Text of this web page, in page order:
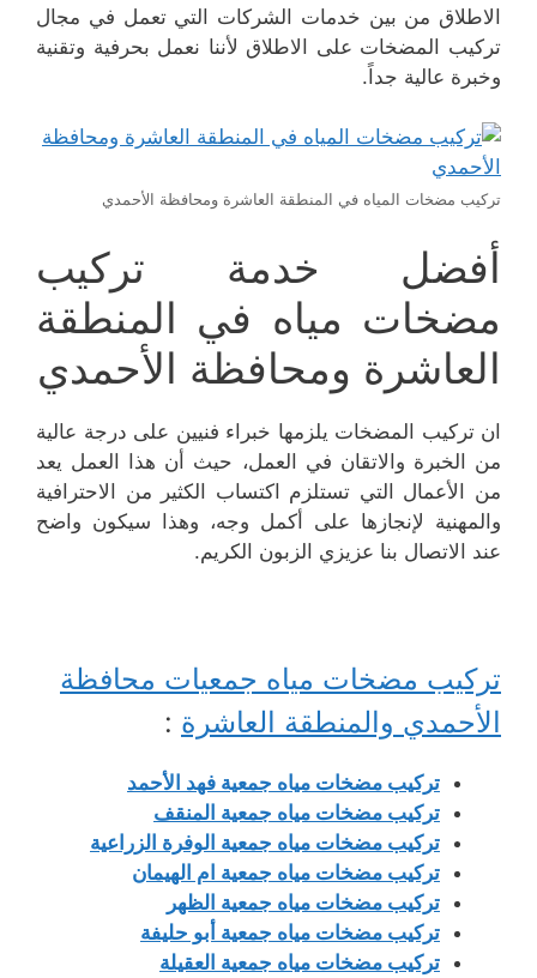
الاطلاق من بين خدمات الشركات التي تعمل في مجال
تركيب المضخات على الاطلاق لأننا نعمل بحرفية وتقنية
وخبرة عالية جداً.
تركيب مضخات المياه في المنطقة العاشرة ومحافظة الأحمدي
أفضل خدمة تركيب
مضخات مياه في المنطقة
العاشرة ومحافظة الأحمدي
ان تركيب المضخات يلزمها خبراء فنيين على درجة عالية
من الخبرة والاتقان في العمل، حيث أن هذا العمل يعد
من الأعمال التي تستلزم اكتساب الكثير من الاحترافية
والمهنية لإنجازها على أكمل وجه، وهذا سيكون واضح
عند الاتصال بنا عزيزي الزبون الكريم.
تركيب مضخات مياه جمعيات محافظة
الأحمدي والمنطقة العاشرة :
تركيب مضخات مياه جمعية فهد الأحمد
تركيب مضخات مياه جمعية المنقف
تركيب مضخات مياه جمعية الوفرة الزراعية
تركيب مضخات مياه جمعية ام الهيمان
تركيب مضخات مياه جمعية الظهر
تركيب مضخات مياه جمعية أبو حليفة
تركيب مضخات مياه جمعية العقيلة